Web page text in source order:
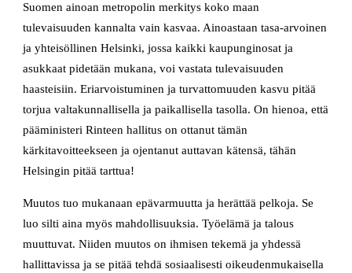
Suomen ainoan metropolin merkitys koko maan
tulevaisuuden kannalta vain kasvaa. Ainoastaan tasa-arvoinen
ja yhteisöllinen Helsinki, jossa kaikki kaupunginosat ja
asukkaat pidetään mukana, voi vastata tulevaisuuden
haasteisiin. Eriarvoistuminen ja turvattomuuden kasvu pitää
torjua valtakunnallisella ja paikallisella tasolla. On hienoa, että
pääministeri Rinteen hallitus on ottanut tämän
kärkitavoitteekseen ja ojentanut auttavan kätensä, tähän
Helsingin pitää tarttua!
Muutos tuo mukanaan epävarmuutta ja herättää pelkoja. Se
luo silti aina myös mahdollisuuksia. Työelämä ja talous
muuttuvat. Niiden muutos on ihmisen tekemä ja yhdessä
hallittavissa ja se pitää tehdä sosiaalisesti oikeudenmukaisella